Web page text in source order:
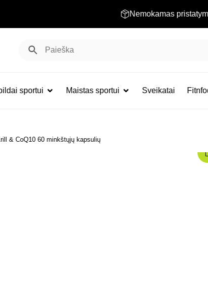
Nemokamas
sportui Maistas sportui Sveikatai
& CoQ10 60 minkštųjų kapsulių